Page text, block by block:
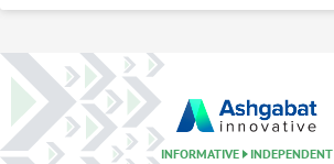
INFORMATIVE INDEPENDENT